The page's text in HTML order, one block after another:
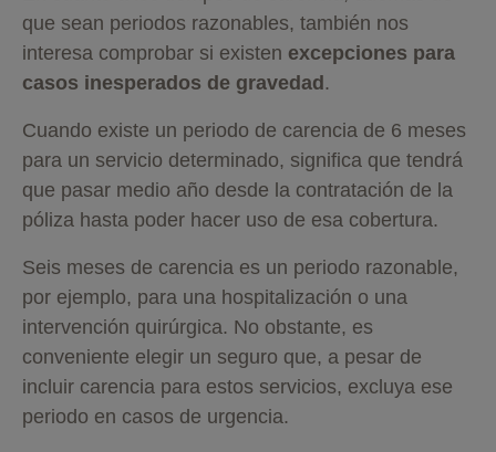
que sean periodos razonables, también nos
interesa comprobar si existen excepciones para
casos inesperados de gravedad .
Cuando existe un periodo de carencia de 6 meses
para un servicio determinado, significa que tendrá
que pasar medio año desde la contratación de la
póliza hasta poder hacer uso de esa cobertura.
Seis meses de carencia es un periodo razonable,
por ejemplo, para una hospitalización o una
intervención quirúrgica. No obstante, es
conveniente elegir un seguro que, a pesar de
incluir carencia para estos servicios, excluya ese
periodo en casos de urgencia.